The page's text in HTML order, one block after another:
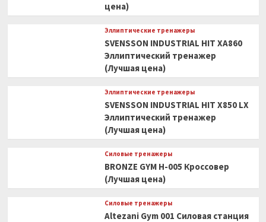
цена)
Эллиптические тренажеры
SVENSSON INDUSTRIAL HIT XA860
Эллиптический тренажер
(Лучшая цена)
Эллиптические тренажеры
SVENSSON INDUSTRIAL HIT X850 LX
Эллиптический тренажер
(Лучшая цена)
Силовые тренажеры
BRONZE GYM H-005 Кроссовер
(Лучшая цена)
Силовые тренажеры
Altezani Gym 001 Силовая станция